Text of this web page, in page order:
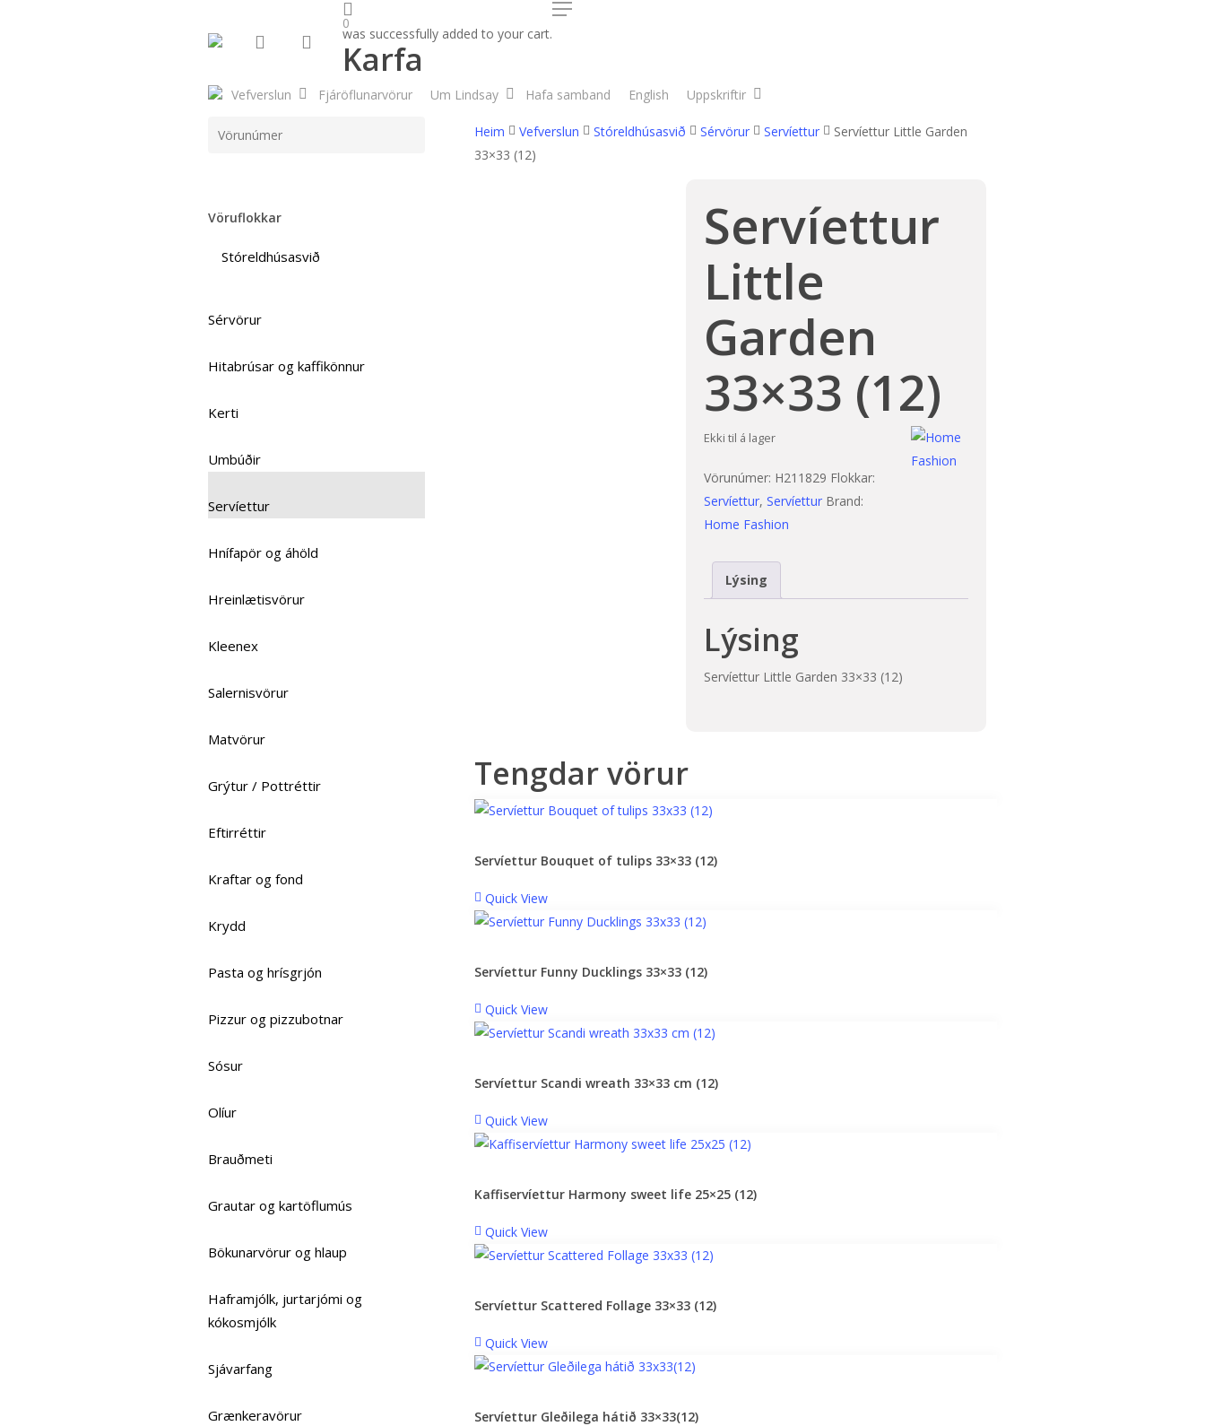
account
0
was successfully added to your cart.
Karfa
Menu
Vefverslun Fjáröflunarvörur Um Lindsay Hafa samband English Uppskriftir
Vöruflokkar
Stóreldhúsasvið
Sérvörur
Hitabrúsar og kaffikönnur
Kerti
Umbúðir
Servíettur
Hnífapör og áhöld
Hreinlætisvörur
Kleenex
Salernisvörur
Matvörur
Grýtur / Pottréttir
Eftirréttir
Kraftar og fond
Krydd
Pasta og hrísgrjón
Pizzur og pizzubotnar
Sósur
Olíur
Brauðmeti
Grautar og kartöflumús
Bökunarvörur og hlaup
Haframjólk, jurtarjómi og
kókosmjólk
Sjávarfang
Grænkeravörur
Heim Vefverslun Stóreldhúsasvið Sérvörur Servíettur
Servíettur Little Garden
33×33 (12)
Servíettur
Little
Garden
33×33 (12)
Ekki til á lager
Vörunúmer: H211829 Flokkar:
Servíettur,Servíettur Brand:
Home Fashion
Lýsing
Lýsing
Servíettur Little Garden 33×33 (12)
Tengdar vörur
Servíettur Bouquet of tulips 33×33 (12)
Quick View
Servíettur Funny Ducklings 33×33 (12)
Quick View
Servíettur Scandi wreath 33×33 cm (12)
Quick View
Kaffiservíettur Harmony sweet life 25×25 (12)
Quick View
Servíettur Scattered Follage 33×33 (12)
Quick View
Servíettur Gleðilega hátið 33×33(12)